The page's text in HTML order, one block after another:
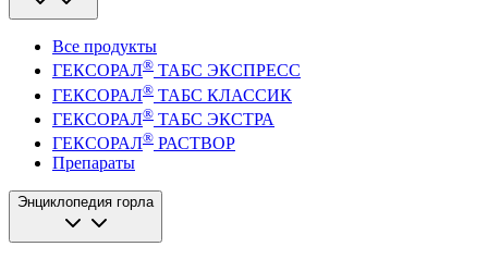
Все продукты
ГЕКСОРАЛ® ТАБС ЭКСПРЕСС
ГЕКСОРАЛ® ТАБС КЛАССИК
ГЕКСОРАЛ® ТАБС ЭКСТРА
ГЕКСОРАЛ® РАСТВОР
Препараты
Энциклопедия горла